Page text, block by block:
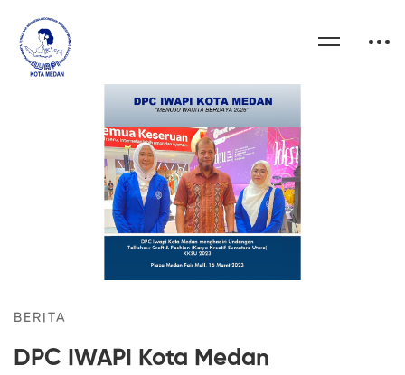
BERITA
DPC IWAPI Kota Medan